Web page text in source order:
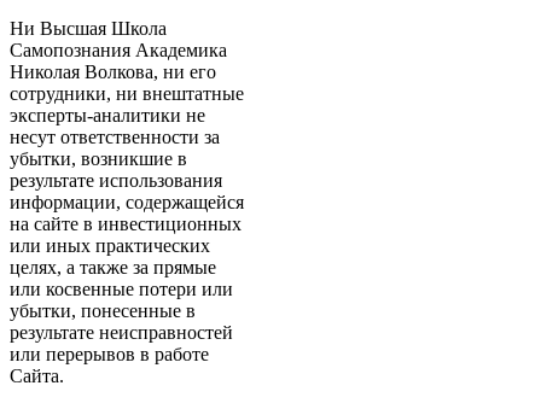
Ни Высшая Школа
Самопознания Академика
Николая Волкова, ни его
сотрудники, ни внештатные
эксперты-аналитики не
несут ответственности за
убытки, возникшие в
результате использования
информации, содержащейся
на сайте в инвестиционных
или иных практических
целях, а также за прямые
или косвенные потери или
убытки, понесенные в
результате неисправностей
или перерывов в работе
Сайта.